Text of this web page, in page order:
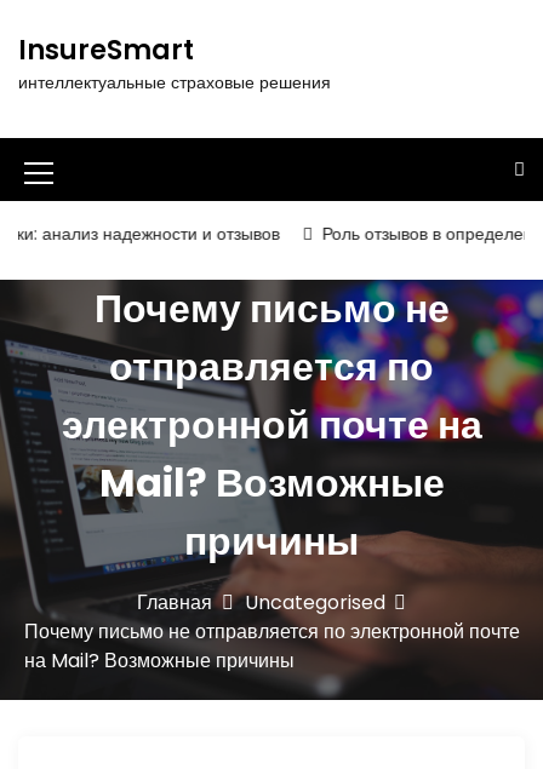
т
к
д
ж
м
о
м
InsureSmart
интеллектуальные страховые решения
И
к
о
к
а
м
е
н
ю
и отзывов Роль отзывов в определении
Почему письмо не
отправляется по
электронной почте на
Mail? Возможные
причины
Главная
Uncategorised
Почему письмо не отправляется по электронной почте
на Mail? Возможные причины
l